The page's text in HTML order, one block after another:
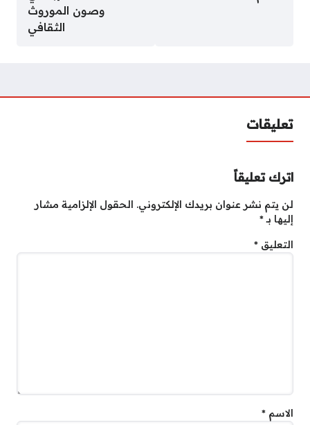
وصون الموروث
الثقافي
تعليقات
اترك تعليقاً
لن يتم نشر عنوان بريدك الإلكتروني.
الحقول الإلزامية مشار
إليها بـ*
التعليق *
الاسم *